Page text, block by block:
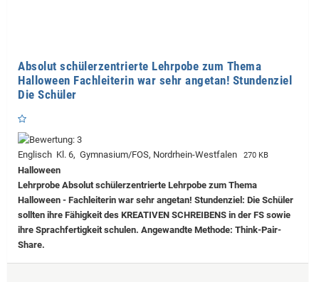
Absolut schülerzentrierte Lehrpobe zum Thema
Halloween Fachleiterin war sehr angetan! Stundenziel
Die Schüler
Englisch Kl. 6, Gymnasium/FOS, Nordrhein-Westfalen 270 KB
Halloween
Lehrprobe Absolut schülerzentrierte Lehrpobe zum Thema
Halloween - Fachleiterin war sehr angetan! Stundenziel: Die Schüler
sollten ihre Fähigkeit des KREATIVEN SCHREIBENS in der FS sowie
ihre Sprachfertigkeit schulen. Angewandte Methode: Think-Pair-
Share.